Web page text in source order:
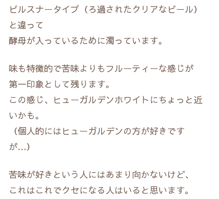
ピルスナータイプ（ろ過されたクリアなビール）
と違って
酵母が入っているために濁っています。
味も特徴的で苦味よりもフルーティーな感じが
第一印象として残ります。
この感じ、ヒューガルデンホワイトにちょっと近
いかも。
（個人的にはヒューガルデンの方が好きです
が…）
苦味が好きという人にはあまり向かないけど、
これはこれでクセになる人はいると思います。